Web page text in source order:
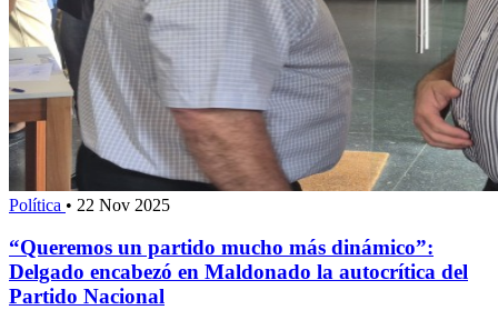
Política • 22 Nov 2025
“Queremos un partido mucho más dinámico”:
Delgado encabezó en Maldonado la autocrítica del
Partido Nacional